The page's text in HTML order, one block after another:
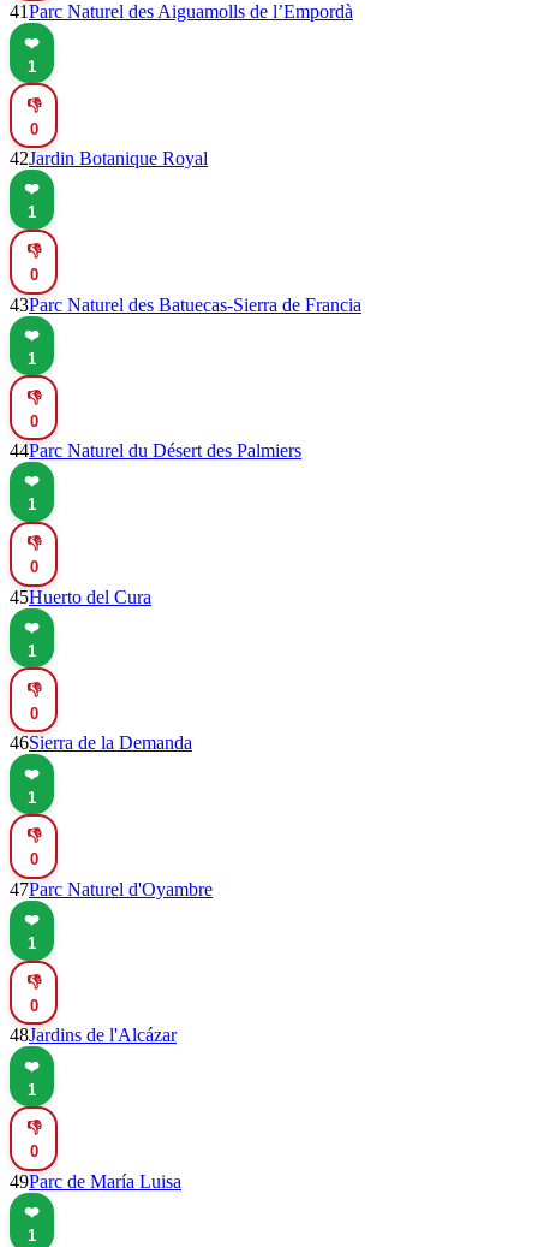
41Parc Naturel des Aiguamolls de l’Empordà
❤️
1
👎
0
42Jardin Botanique Royal
❤️
1
👎
0
43Parc Naturel des Batuecas-Sierra de Francia
❤️
1
👎
0
44Parc Naturel du Désert des Palmiers
❤️
1
👎
0
45Huerto del Cura
❤️
1
👎
0
46Sierra de la Demanda
❤️
1
👎
0
47Parc Naturel d'Oyambre
❤️
1
👎
0
48Jardins de l'Alcázar
❤️
1
👎
0
49Parc de María Luisa
❤️
1